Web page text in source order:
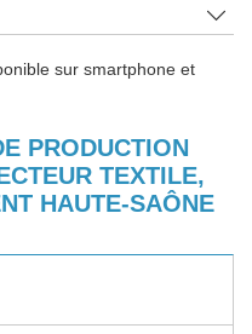
sur smartphone et
PRODUCTION
TEXTILE,
HAUTE-SAÔNE